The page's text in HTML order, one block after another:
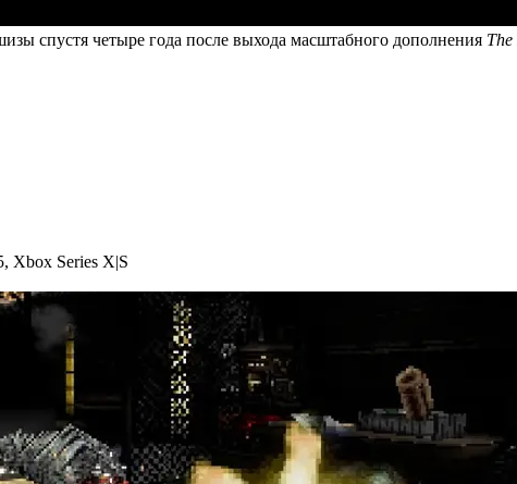
спустя четыре года после выхода масштабного дополнения
, Xbox Series X|S